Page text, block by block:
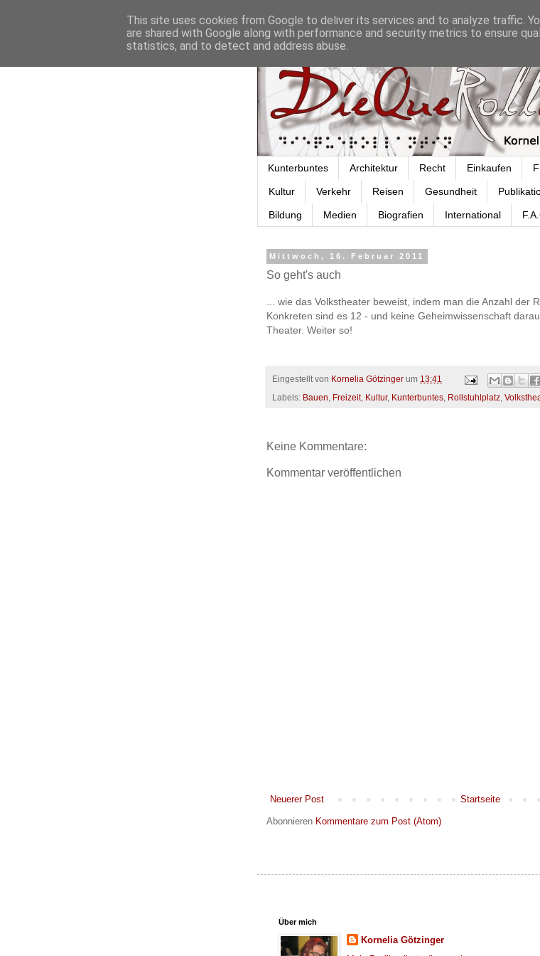
Kunterbuntes Architektur Recht Einkaufen
Kultur Verkehr Reisen Gesundheit
Bildung Medien Biografien International
Mittwoch, 16. Februar 2011
So geht's auch
... wie das Volkstheater beweist, indem man die Anzahl der
Konkreten sind es 12 - und keine Geheimwissenschaft
Theater. Weiter so!
Eingestellt von Kornelia Götzinger um 13:41
Labels: Bauen Freizeit, Kultur, Kunterbuntes Rollstuhlplatz
Keine Kommentare:
Kommentar veröffentlichen
Neuerer Post Startseite
Abonnieren Kommentare zum Post (Atom)
Über mich
Kornelia Götzinger
This site uses cookies from Google to deliver its services and to analyze traffic.
are shared with Google along with performance and security metrics to ensure
statistics, and to detect and address abuse.